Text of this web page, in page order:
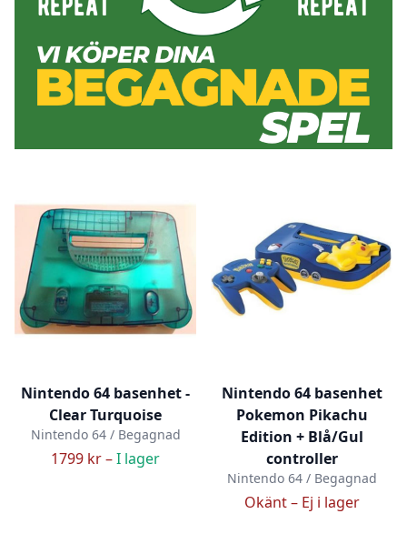
Nintendo 64 basenhet -
Clear Turquoise
Nintendo 64 / Begagnad
1799 kr –I lager
Nintendo 64 basenhet
Pokemon Pikachu
Edition + Blå/Gul
controller
Nintendo 64 / Begagnad
Okänt – Ej i lager